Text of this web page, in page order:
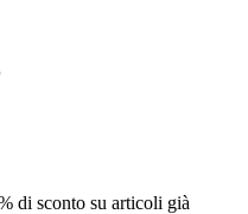
di sconto su articoli già